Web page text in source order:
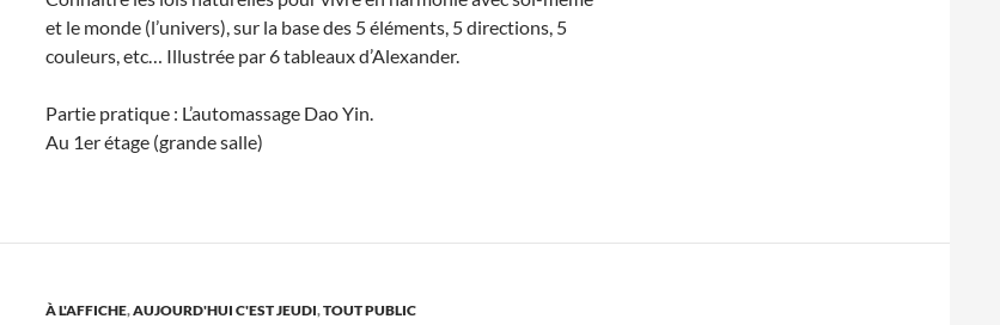
et le monde (l’univers), sur la base des 5 éléments, 5 directions, 5
couleurs, etc… Illustrée par 6 tableaux d’Alexander.
Partie pratique : L’automassage Dao Yin.
Au 1er étage (grande salle)
À L'AFFICHE,AUJOURD'HUI C'EST JEUDI,TOUT PUBLIC